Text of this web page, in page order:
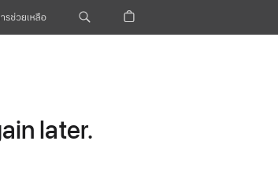
รช่วยเหลือ
later.